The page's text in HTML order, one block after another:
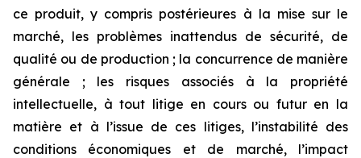
ce produit, y compris postérieures à la mise sur le
marché, les problèmes inattendus de sécurité, de
qualité ou de production ; la concurrence de manière
générale ; les risques associés à la propriété
intellectuelle, à tout litige en cours ou futur en la
matière et à l’issue de ces litiges, l’instabilité des
conditions économiques et de marché, l’impact